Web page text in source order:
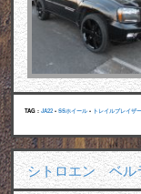
TAG : JA22 • SSホイール • トレイルブレイザー
シトロエン ベ